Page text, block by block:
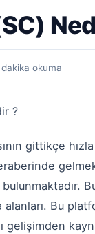
okuma
gittikçe
Bu
gelişimden